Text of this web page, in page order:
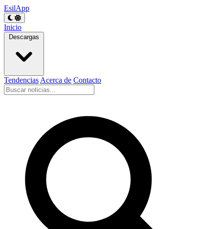
EsilApp
Inicio
Descargas
Tendencias Acerca de Contacto